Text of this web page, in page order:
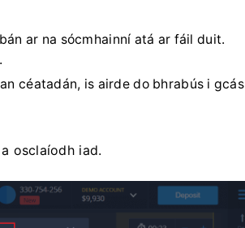
ar na sócmhainní atá ar fáil duit.
céatadán, is airde do bhrabús i gcás
osclaíodh iad.